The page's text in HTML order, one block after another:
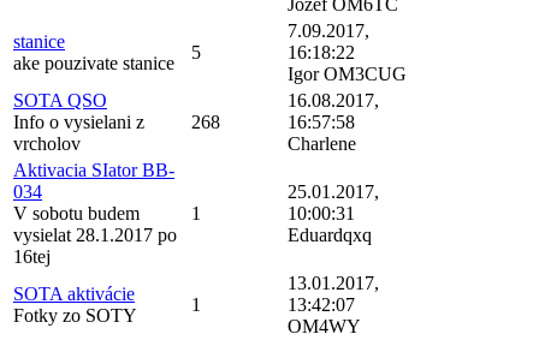
stanice
ake pouzivate stanice
5
7.09.2017,
16:18:22
Igor OM3CUG
SOTA QSO
Info o vysielani z
vrcholov
268
16.08.2017,
16:57:58
Charlene
Aktivacia SIator BB-
034
V sobotu budem
vysielat 28.1.2017 po
16tej
1
25.01.2017,
10:00:31
Eduardqxq
SOTA aktivácie
Fotky zo SOTY
1
13.01.2017,
13:42:07
OM4WY